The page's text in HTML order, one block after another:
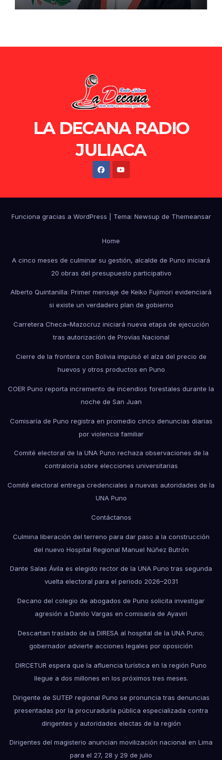
LA DECANA RADIO
JULIACA
Funciona gracias a WordPress Tema: Newsup de Themeansar
Home
A cinco meses de culminar su gestión, alcalde de Puno iniciará
20 obras del presupuesto participativo
Alberto Quintanilla: Primer mensaje de Keiko Fujimori evidenciará
si existe un verdadero plan de gobierno
Carretera Checa–Mazocruz iniciará nueva etapa de ejecución
tras autorización de Provías Nacional
Cierre de la frontera con Bolivia impulsó el alza del precio de
huevos y otros productos en Puno
COER Puno reporta incremento de incendios forestales durante la
noche de San Juan
Comisaría de Puno registra en promedio cinco denuncias diarias
por violencia familiar
Comité electoral de la UNA Puno rechaza observaciones de la
contraloría sobre elecciones universitarias
Comité electoral entrega credenciales a nuevas autoridades de la
UNA Puno
Contáctanos
Culmina liberación del terreno para dar paso a la construcción
del nuevo Hospital Regional Manuel Núñez Butrón
Dante Salas Ávila es elegido rector de la UNA Puno tras segunda
vuelta electoral para el periodo 2026–2031
Decano del colegio de abogados de Puno solicita investigar
agresión a Danilo Vargas en comisaría de Ayaviri
Descartan traslado de la DIRESA al hospital de la UNA Puno;
gobernador advierte acciones legales por oposición
DIRCETUR espera que la afluencia turística en la región Puno
llegue a dos millones en los próximos tres meses.
Dirigente de SUTEP regional Puno se pronuncia tras denuncias
presentadas por la procuraduría pública especializada contra
dirigentes y autoridades electas de la región
Dirigentes del magisterio anuncian movilización nacional en Lima
para el 27, 28 y 29 de julio